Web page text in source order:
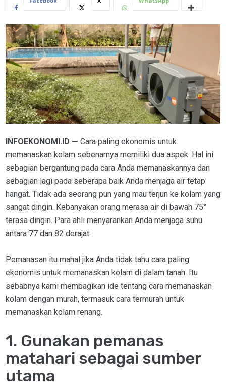
INFOEKONOMI.ID — Cara paling ekonomis untuk
memanaskan kolam sebenarnya memiliki dua aspek. Hal ini
sebagian bergantung pada cara Anda memanaskannya dan
sebagian lagi pada seberapa baik Anda menjaga air tetap
hangat. Tidak ada seorang pun yang mau terjun ke kolam yang
sangat dingin. Kebanyakan orang merasa air di bawah 75°
terasa dingin. Para ahli menyarankan Anda menjaga suhu
antara 77 dan 82 derajat.
Pemanasan itu mahal jika Anda tidak tahu cara paling
ekonomis untuk memanaskan kolam di dalam tanah. Itu
sebabnya kami membagikan ide tentang cara memanaskan
kolam dengan murah, termasuk cara termurah untuk
memanaskan kolam renang.
1. Gunakan pemanas
matahari sebagai sumber
utama